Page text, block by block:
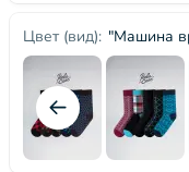
Цвет (вид): "Машина